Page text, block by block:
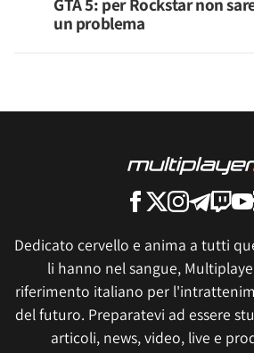
un problema
Dedicato cervello e anima a tutti
li hanno nel sangue,
riferimento italiano per
del futuro. Preparatevi ad essere
articoli, news, video, live e